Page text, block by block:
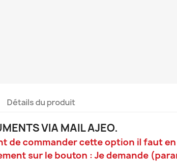
Détails du produit
VIA MAIL AJEO.
de commander cette option il faut
sur le bouton : Je demande